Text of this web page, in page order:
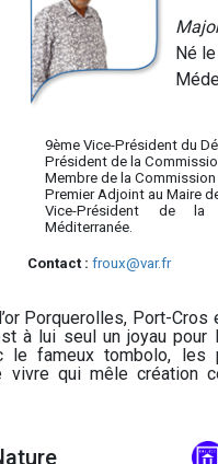
Né
9ème Vice-Président du
Président de la
Membre de la
Premier Adjoint au Maire
Vice-Président de la
Méditerranée.
Contact : froux@var.fr
Porquerolles, Port-Cros
à lui seul un joyau pour
le fameux tombolo, les
qui mêle création